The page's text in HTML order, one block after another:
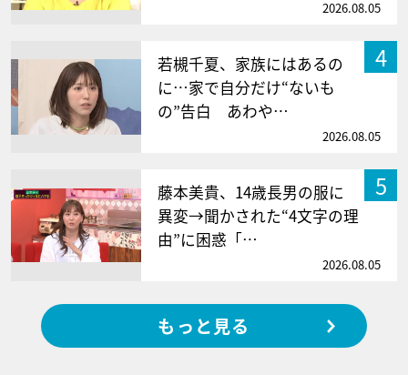
2026.08.05
4
若槻千夏、家族にはあるの
に…家で自分だけ“ないも
の”告白 あわや…
2026.08.05
5
藤本美貴、14歳長男の服に
異変→聞かされた“4文字の理
由”に困惑「…
2026.08.05
もっと見る